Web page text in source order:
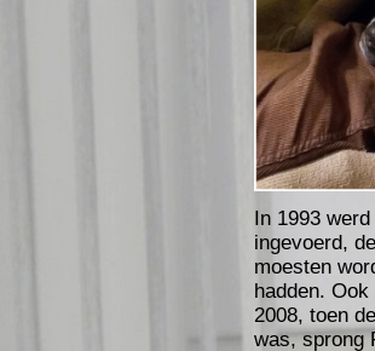
In 1993
ingevoerd,
moesten
hadden.
2008, toen
was, sprong